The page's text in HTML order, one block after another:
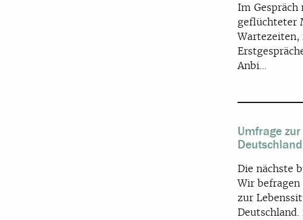
Im
geflüchteter
Wartezeiten,
Anbi...
Umfrage
Die nächste
Wir
zur
Deutschland.